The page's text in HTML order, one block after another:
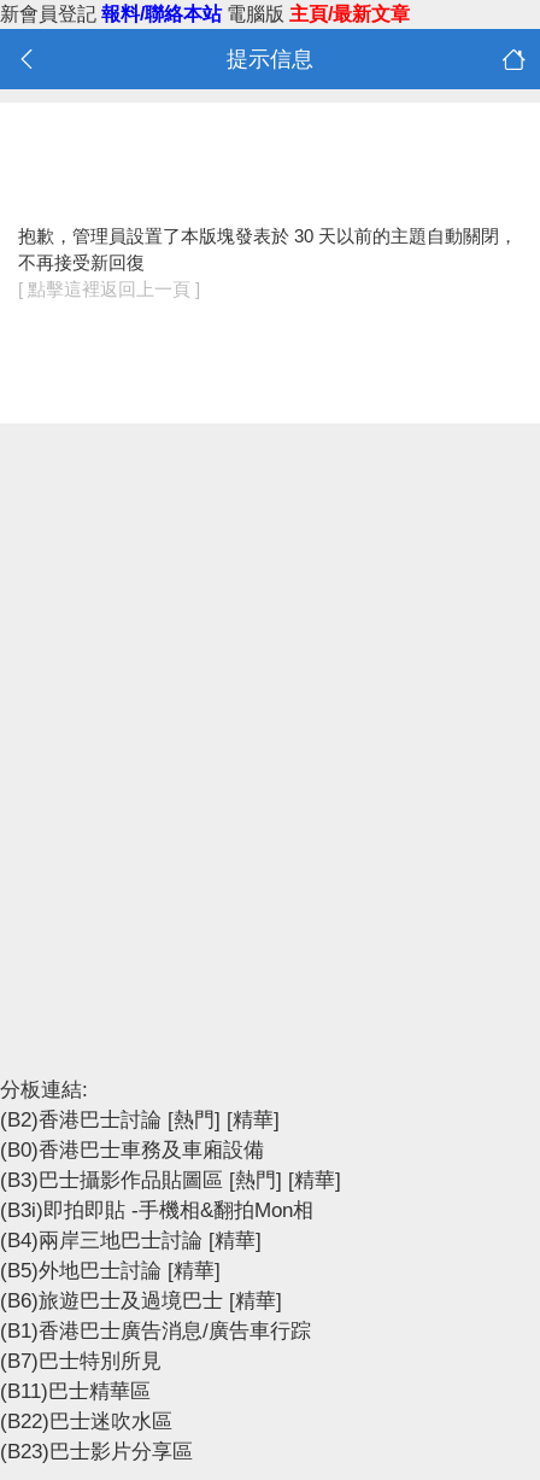
新會員登記 報料/聯絡本站 電腦版 主頁/最新文章
提示信息
抱歉，管理員設置了本版塊發表於 30 天以前的主題自動關閉，
不再接受新回復
[ 點擊這裡返回上一頁 ]
分板連結:
(B2)香港巴士討論 [熱門] [精華]
(B0)香港巴士車務及車廂設備
(B3)巴士攝影作品貼圖區 [熱門] [精華]
(B3i)即拍即貼 -手機相&翻拍Mon相
(B4)兩岸三地巴士討論 [精華]
(B5)外地巴士討論 [精華]
(B6)旅遊巴士及過境巴士 [精華]
(B1)香港巴士廣告消息/廣告車行踪
(B7)巴士特別所見
(B11)巴士精華區
(B22)巴士迷吹水區
(B23)巴士影片分享區